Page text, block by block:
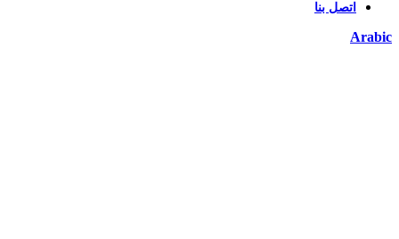
اتصل بنا
Arabic